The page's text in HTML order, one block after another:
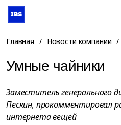
Главная / Новости компании /
Умные чайники
Заместитель генерального
Пескин, прокомментировал
интернета вещей